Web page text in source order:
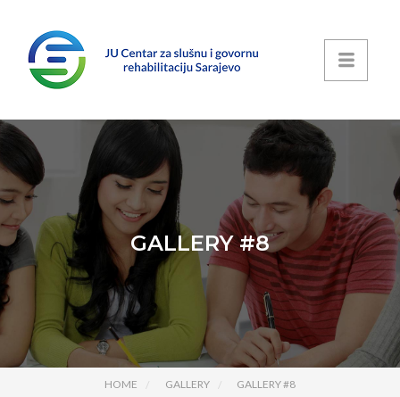
GALLERY #8
HOME GALLERY GALLERY #8